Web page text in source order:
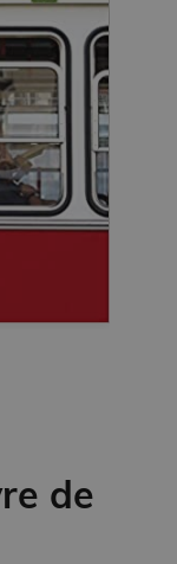
de